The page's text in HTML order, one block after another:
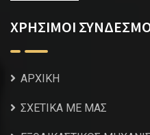
ΧΡΗΣΙΜΟΙ
ΑΡΧΙΚΗ
ΣΧΕΤΙΚΑ ΜΕ ΜΑΣ